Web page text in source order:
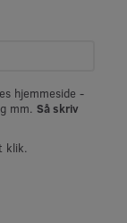
hjemmeside -
mm. Så skriv
klik.